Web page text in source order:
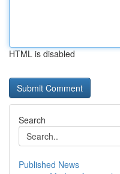
HTML is disabled
Search
Published News